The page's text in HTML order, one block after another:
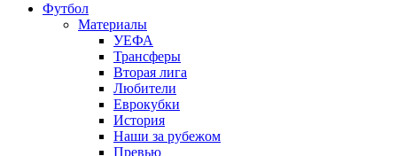
Футбол
Материалы
УЕФА
Трансферы
Вторая лига
Любители
Еврокубки
История
Наши за рубежом
Превью